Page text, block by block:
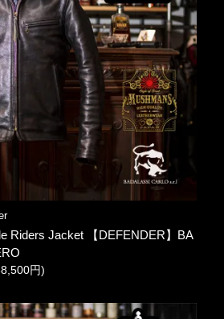
Riders Jacket 【DEFENDER】BA
円)